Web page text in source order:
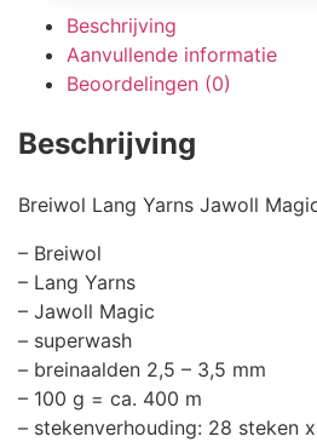
Beschrijving
Aanvullende informatie
Beoordelingen (0)
Beschrijving
Breiwol Lang Yarns Jawoll
– Breiwol
– Lang Yarns
– Jawoll Magic
– superwash
– breinaalden 2,5 – 3,5 mm
– 100 g = ca. 400 m
– stekenverhouding: 28 steken